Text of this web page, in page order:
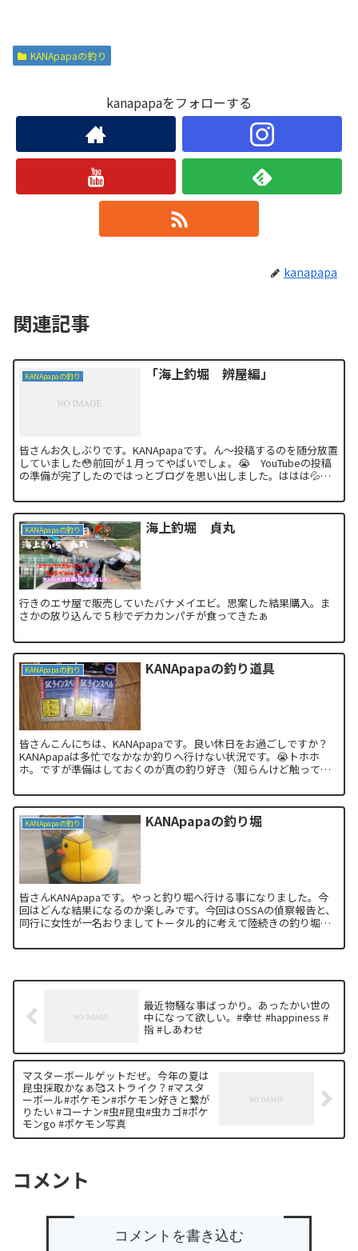
KANApapaの釣り
kanapapaをフォローする
kanapapa
関連記事
KANApapaの釣り 「海上釣堀 辨屋編」
皆さんお久しぶりです。KANApapaです。ん〜投稿するのを随分放置
していました😳前回が１月ってやばいでしょ。😭 YouTubeの投稿
の準備が完了したのではっとブログを思い出しました。ははは💦今
KANApapaの釣り 海上釣堀 貞丸
行きのエサ屋で販売していたバナメイエビ。思案した結果購入。ま
さかの放り込んで５秒でデカカンパチが食ってきたぁ
KANApapaの釣り KANApapaの釣り道具
皆さんこんにちは、KANApapaです。良い休日をお過ごしですか？
KANApapaは多忙でなかなか釣りへ行けない状況です。😭トホホ
ホ。ですが準備はしておくのが真の釣り好き（知らんけど触ってた
KANApapaの釣り KANApapaの釣り堀
皆さんKANApapaです。やっと釣り堀へ行ける事になりました。今
回はどんな結果になるのか楽しみです。今回はOSSAの偵察報告と、
同行に女性が一名おりましてトータル的に考えて陸続きの釣り堀＆
最近物騒な事ばっかり。あったかい世の
中になって欲しい。#幸せ #happiness #
指 #しあわせ
マスターボールゲットだぜ。今年の夏は
昆虫採取かなぁ🥰ストライク？#マスタ
ーボール#ポケモン#ポケモン好きと繋が
りたい #コーナン#虫#昆虫#虫カゴ#ポケ
モンgo #ポケモン写真
コメント
コメントを書き込む